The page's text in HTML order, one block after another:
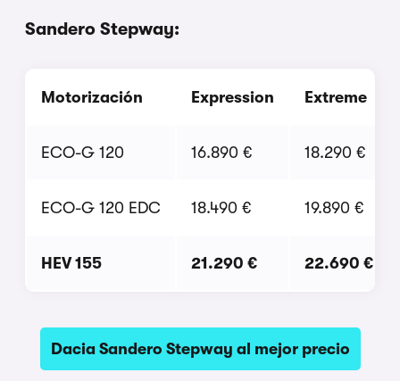
Sandero Stepway:
Motorización Expression Extreme
ECO-G 120 16.890 € 18.290 €
ECO-G 120 EDC 18.490 € 19.890 €
HEV 155 21.290 € 22.690 €
Dacia Sandero Stepway al mejor precio